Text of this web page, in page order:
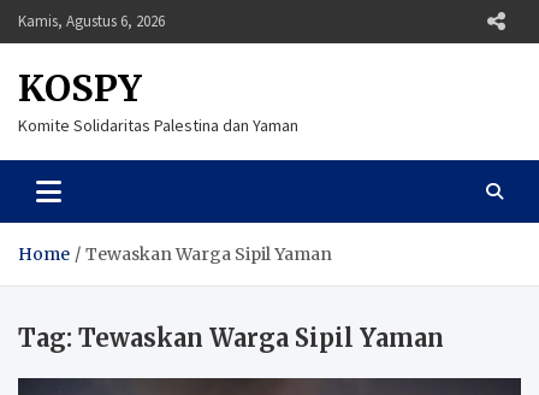
Skip
to
Kamis, Agustus 6, 2026
KOSPY
Komite Solidaritas Palestina dan Yaman
Home Tewaskan Warga Sipil Yaman
Tag: Tewaskan Warga Sipil Yaman